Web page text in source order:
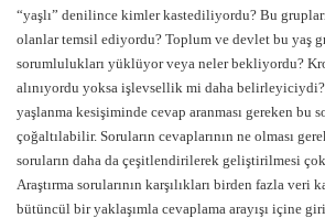
“yaşlı” denilince kimler kastediliyordu? Bu
olanlar temsil ediyordu? Toplum ve devlet bu yaş
sorumlulukları yüklüyor veya neler bekliyordu?
alınıyordu yoksa işlevsellik mi daha
yaşlanma kesişiminde cevap aranması gereken bu
çoğaltılabilir. Soruların cevaplarının ne olması
soruların daha da çeşitlendirilerek geliştirilmesi
Araştırma sorularının karşılıkları birden fazla veri
bütüncül bir yaklaşımla cevaplama arayışı içine